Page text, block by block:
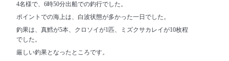
4名様で、6時50分出船での釣行でした。
ポイントでの海上は、白波状態が多かった一日でした。
釣果は、真鱈が5本、クロソイが1匹、ミズクサカレイが10枚程
でした。
厳しい釣果となったところです。